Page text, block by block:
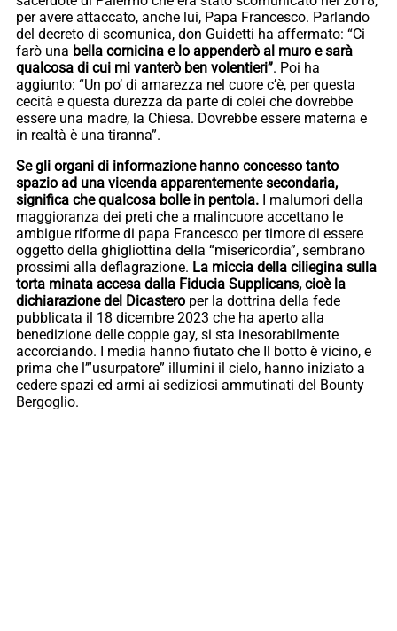
per avere attaccato, anche lui, Papa Francesco. Parlando
del decreto di scomunica, don Guidetti ha affermato: “Ci
farò una bella cornicina e lo appenderò al muro e sarà
qualcosa di cui mi vanterò ben volentieri”. Poi ha
aggiunto: “Un po’ di amarezza nel cuore c’è, per questa
cecità e questa durezza da parte di colei che dovrebbe
essere una madre, la Chiesa. Dovrebbe essere materna e
in realtà è una tiranna”.
Se gli organi di informazione hanno concesso tanto
spazio ad una vicenda apparentemente secondaria,
significa che qualcosa bolle in pentola. I malumori della
maggioranza dei preti che a malincuore accettano le
ambigue riforme di papa Francesco per timore di essere
oggetto della ghigliottina della “misericordia”, sembrano
prossimi alla deflagrazione. La miccia della ciliegina sulla
torta minata accesa dalla Fiducia Supplicans, cioè la
dichiarazione del Dicastero per la dottrina della fede
pubblicata il 18 dicembre 2023 che ha aperto alla
benedizione delle coppie gay, si sta inesorabilmente
accorciando. I media hanno fiutato che Il botto è vicino, e
prima che l’”usurpatore” illumini il cielo, hanno iniziato a
cedere spazi ed armi ai sediziosi ammutinati del Bounty
Bergoglio.